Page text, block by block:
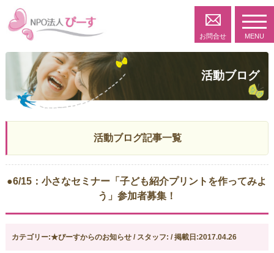
お問合せ MENU
活動ブログ
活動ブログ記事一覧
●6/15：小さなセミナー「子ども紹介プリントを作ってみよ
う」参加者募集！
カテゴリー:★ぴーすからのお知らせ / スタッフ: / 掲載日:2017.04.26